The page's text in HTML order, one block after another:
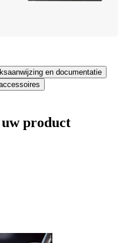
en documentatie
product